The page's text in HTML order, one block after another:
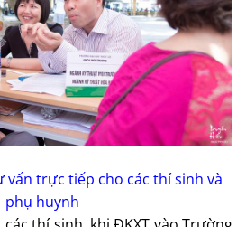
vấn trực tiếp cho các thí sinh và
phụ huynh